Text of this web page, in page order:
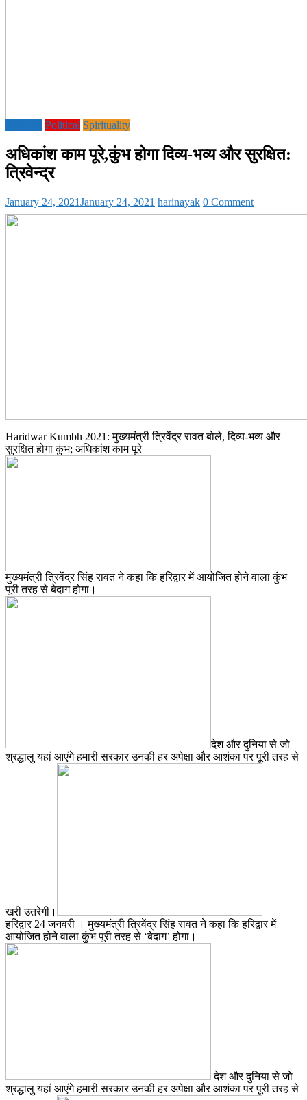
Political Spirituality
अधिकांश काम पूरे,कुंभ होगा दिव्य-भव्य और सुरक्षित:
त्रिवेन्द्र
January 24, 2021January 24, 2021 harinayak 0 Comment
Haridwar Kumbh 2021: मुख्यमंत्री त्रिवेंद्र रावत बोले, दिव्य-भव्य और
सुरक्षित होगा कुंभ; अधिकांश काम पूरे
मुख्यमंत्री त्रिवेंद्र सिंह रावत ने कहा कि हरिद्वार में आयोजित होने वाला कुंभ
पूरी तरह से बेदाग होगा।
देश और दुनिया से जो
श्रद्धालु यहां आएंगे हमारी सरकार उनकी हर अपेक्षा और आशंका पर पूरी तरह से
खरी उतरेगी।
हरिद्वार 24 जनवरी । मुख्यमंत्री त्रिवेंद्र सिंह रावत ने कहा कि हरिद्वार में
आयोजित होने वाला कुंभ पूरी तरह से ‘बेदाग’ होगा।
देश और दुनिया से जो
श्रद्धालु यहां आएंगे हमारी सरकार उनकी हर अपेक्षा और आशंका पर पूरी तरह से